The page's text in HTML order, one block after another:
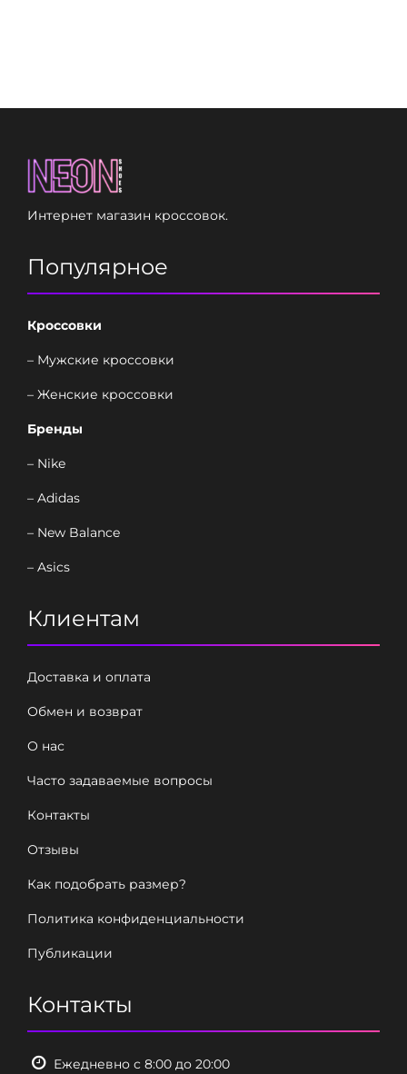
Интернет магазин кроссовок.
Популярное
Кроссовки
– Мужские кроссовки
– Женские кроссовки
Бренды
– Nike
– Adidas
– New Balance
– Asics
Клиентам
Доставка и оплата
Обмен и возврат
О нас
Часто задаваемые вопросы
Контакты
Отзывы
Как подобрать размер?
Политика конфиденциальности
Публикации
Контакты
Ежедневно с 8:00 до 20:00